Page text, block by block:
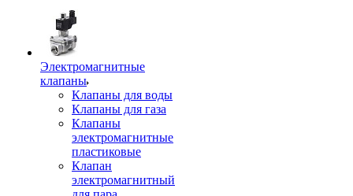
Электромагнитные
клапаны
Клапаны для воды
Клапаны для газа
Клапаны
электромагнитные
пластиковые
Клапан
электромагнитный